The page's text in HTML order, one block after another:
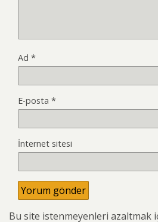
Ad *
E-posta *
İnternet sitesi
Bu site istenmeyenleri azaltmak